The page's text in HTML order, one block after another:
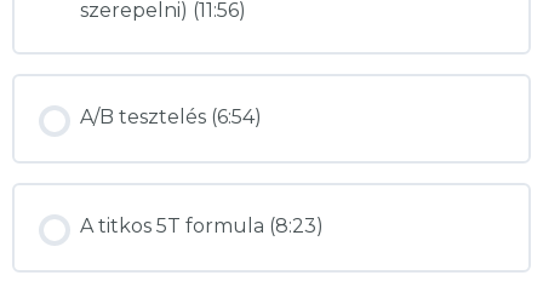
szerepelni) (11:56)
A/B tesztelés (6:54)
A titkos 5T formula (8:23)